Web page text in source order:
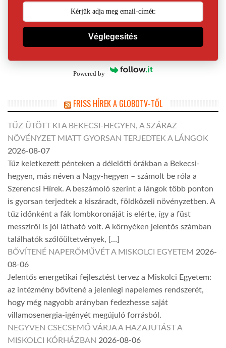
Véglegesítés
Powered by
FRISS HÍREK A GLOBOTV-TŐL
TŰZ ÜTÖTT KI A BEKECSI-HEGYEN, A SZÁRAZ
NÖVÉNYZET MIATT GYORSAN TERJEDTEK A LÁNGOK
2026-08-07
Tűz keletkezett pénteken a délelőtti órákban a Bekecsi-
hegyen, más néven a Nagy-hegyen – számolt be róla a
Szerencsi Hírek. A beszámoló szerint a lángok több ponton
is gyorsan terjedtek a kiszáradt, földközeli növényzetben. A
tűz időnként a fák lombkoronáját is elérte, így a füst
messziről is jól látható volt. A környéken jelentős számban
találhatók szőlőültetvények, […]
BŐVÍTENÉ NAPERŐMŰVÉT A MISKOLCI EGYETEM 2026-
08-06
Jelentős energetikai fejlesztést tervez a Miskolci Egyetem:
az intézmény bővítené a jelenlegi napelemes rendszerét,
hogy még nagyobb arányban fedezhesse saját
villamosenergia-igényét megújuló forrásból.
NEGYVEN CSECSEMŐ VÁRJA A HAZAJUTÁST A
MISKOLCI KÓRHÁZBAN 2026-08-06